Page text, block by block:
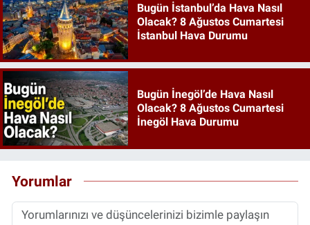
Bugün İstanbul’da Hava Nasıl
Olacak? 8 Ağustos Cumartesi
İstanbul Hava Durumu
Bugün İnegöl’de Hava Nasıl
Olacak? 8 Ağustos Cumartesi
İnegöl Hava Durumu
Yorumlar